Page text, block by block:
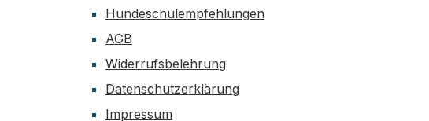
Hundeschulempfehlungen
AGB
Widerrufsbelehrung
Datenschutzerklärung
Impressum